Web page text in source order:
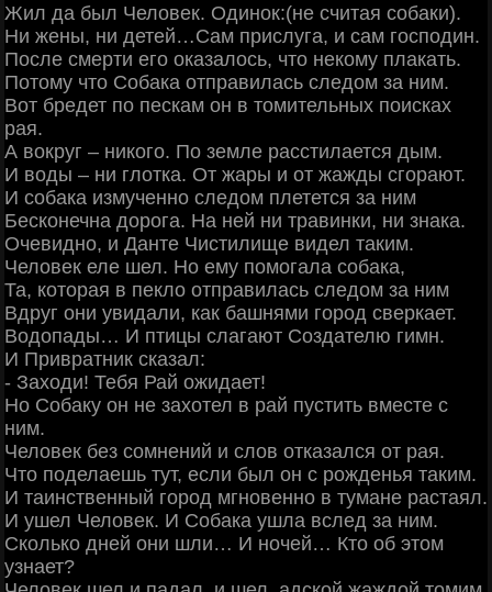
Жил да был Человек. Одинок:(не считая собаки).
Ни жены, ни детей…Сам прислуга, и сам господин.
После смерти его оказалось, что некому плакать.
Потому что Собака отправилась следом за ним.
Вот бредет по пескам он в томительных поисках
рая.
А вокруг – никого. По земле расстилается дым.
И воды – ни глотка. От жары и от жажды сгорают.
И собака измученно следом плетется за ним
Бесконечна дорога. На ней ни травинки, ни знака.
Очевидно, и Данте Чистилище видел таким.
Человек еле шел. Но ему помогала собака,
Та, которая в пекло отправилась следом за ним
Вдруг они увидали, как башнями город сверкает.
Водопады… И птицы слагают Создателю гимн.
И Привратник сказал:
- Заходи! Тебя Рай ожидает!
Но Собаку он не захотел в рай пустить вместе с
ним.
Человек без сомнений и слов отказался от рая.
Что поделаешь тут, если был он с рожденья таким.
И таинственный город мгновенно в тумане растаял.
И ушел Человек. И Собака ушла вслед за ним.
Сколько дней они шли… И ночей… Кто об этом
узнает?